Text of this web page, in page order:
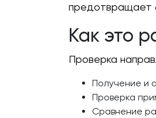
предотвращает
Как это
Проверка
Получение и
Проверка
Сравнение